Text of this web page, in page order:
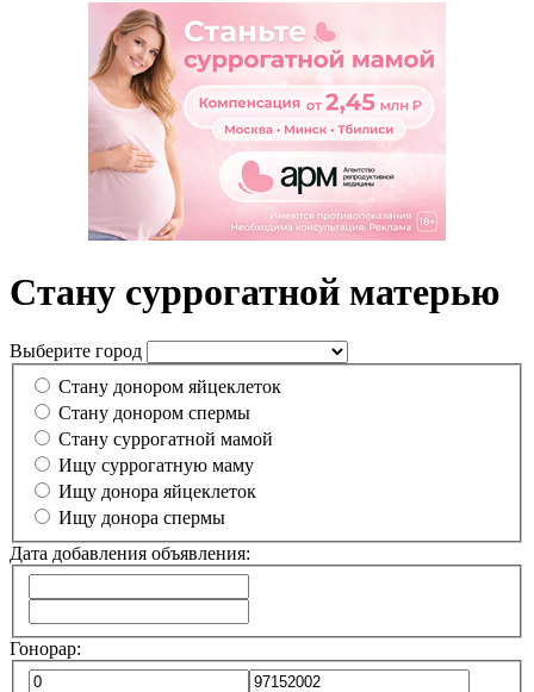
Стану суррогатной матерью
Выберите город
Стану донором яйцеклеток
Стану донором спермы
Cтану суррогатной мамой
Ищу суррогатную маму
Ищу донора яйцеклеток
Ищу донора спермы
Дата добавления объявления:
Гонорар: